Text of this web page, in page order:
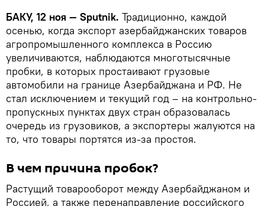
БАКУ, 12 ноя — Sputnik. Традиционно, каждой
осенью, когда экспорт азербайджанских товаров
агропромышленного комплекса в Россию
увеличиваются, наблюдаются многотысячные
пробки, в которых простаивают грузовые
автомобили на границе Азербайджана и РФ. Не
стал исключением и текущий год – на контрольно-
пропускных пунктах двух стран образовалась
очередь из грузовиков, а экспортеры жалуются на
то, что товары портятся из-за простоя.
В чем причина пробок?
Растущий товарооборот между Азербайджаном и
Россией, а также перенаправление российского